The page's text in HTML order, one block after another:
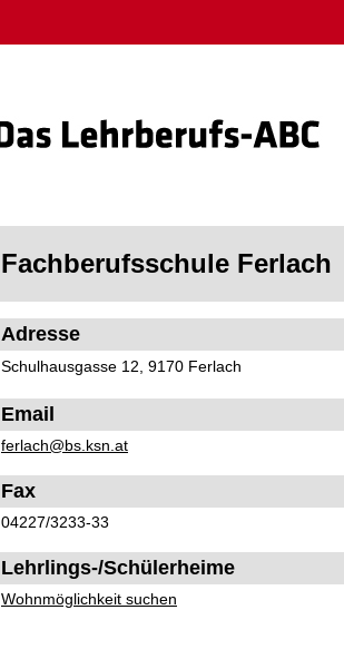
Fachberufsschule Ferlach
Adresse
Schulhausgasse 12, 9170 Ferlach
Email
ferlach@bs.ksn.at
Fax
04227/3233-33
Lehrlings-/Schülerheime
Wohnmöglichkeit suchen